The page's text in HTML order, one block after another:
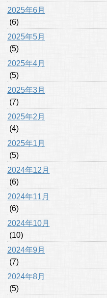
2025年6月
(6)
2025年5月
(5)
2025年4月
(5)
2025年3月
(7)
2025年2月
(4)
2025年1月
(5)
2024年12月
(6)
2024年11月
(6)
2024年10月
(10)
2024年9月
(7)
2024年8月
(5)